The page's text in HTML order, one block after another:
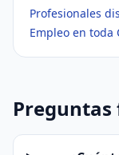
Profesionales
Empleo en toda
Preguntas